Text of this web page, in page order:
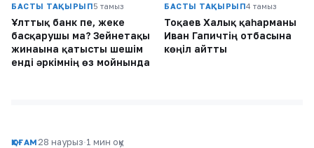
БАСТЫ ТАҚЫРЫП5 тамыз
Ұлттық банк пе, жеке
басқарушы ма? Зейнетақы
жинағына қатысты шешім
енді әркімнің өз мойнында
БАСТЫ ТАҚЫРЫП4 тамыз
Тоқаев Халық қаһарманы
Иван Гапичтің отбасына
көңіл айтты
ҚОҒАМ 28 наурыз·1 мин оқу